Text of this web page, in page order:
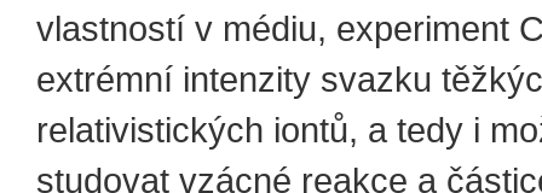
vlastností v médiu, experiment
extrémní intenzity svazku
relativistických iontů, a tedy i
studovat vzácné reakce a